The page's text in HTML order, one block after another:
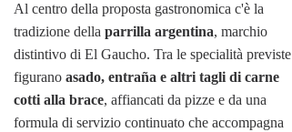
Al centro della proposta gastronomica c'è la
tradizione della parrilla argentina, marchio
distintivo di El Gaucho. Tra le specialità previste
figurano asado, entraña e altri tagli di carne
cotti alla brace, affiancati da pizze e da una
formula di servizio continuato che accompagna